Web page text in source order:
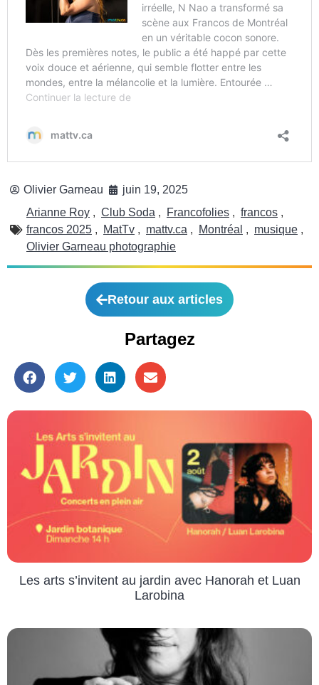
Olivier Garneau
juin 19, 2025
Arianne Roy , Club Soda , Francofolies , francos ,
francos 2025 , MatTv , mattv.ca , Montréal , musique ,
Olivier Garneau photographie
Retour aux articles
Partagez
Les arts s’invitent au jardin avec Hanorah et Luan
Larobina